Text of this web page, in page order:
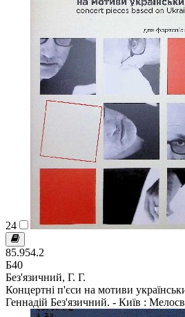
24
85.954.2
Б40
Без'язичний, Г. Г.
Концертні п'єси на мотиви
Геннадій Без'язичний. - Київ :